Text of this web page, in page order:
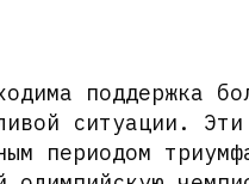
поддержка
ситуации.
периодом